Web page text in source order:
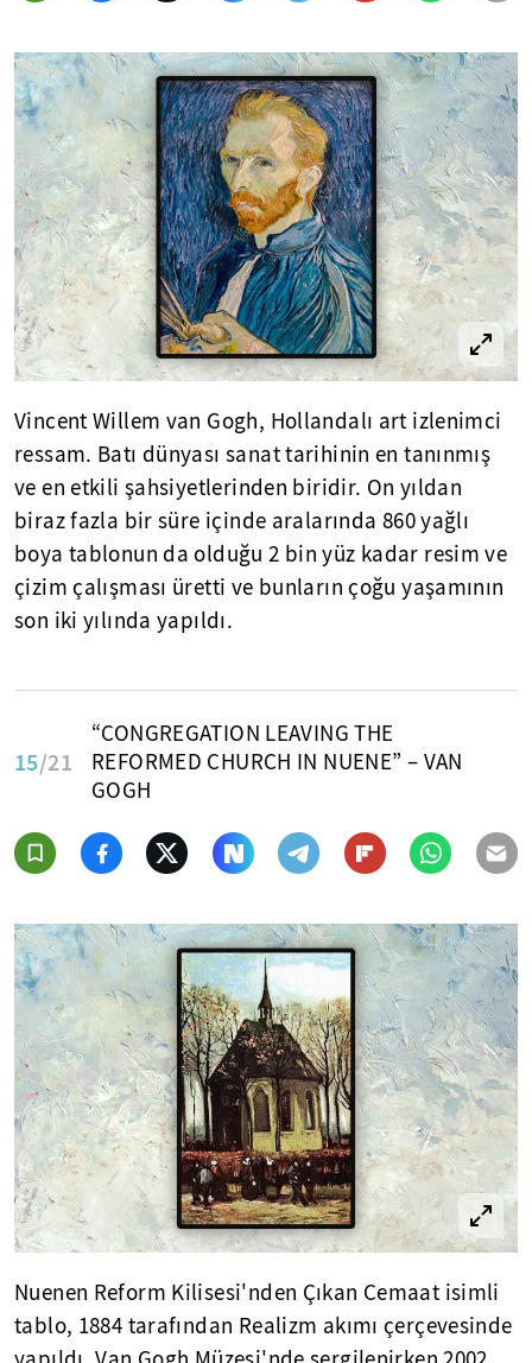
Vincent Willem van Gogh, Hollandalı art izlenimci
ressam. Batı dünyası sanat tarihinin en tanınmış
ve en etkili şahsiyetlerinden biridir. On yıldan
biraz fazla bir süre içinde aralarında 860 yağlı
boya tablonun da olduğu 2 bin yüz kadar resim ve
çizim çalışması üretti ve bunların çoğu yaşamının
son iki yılında yapıldı.
15/21
“CONGREGATION LEAVING THE
REFORMED CHURCH IN NUENE” – VAN
GOGH
Nuenen Reform Kilisesi'nden Çıkan Cemaat isimli
tablo, 1884 tarafından Realizm akımı çerçevesinde